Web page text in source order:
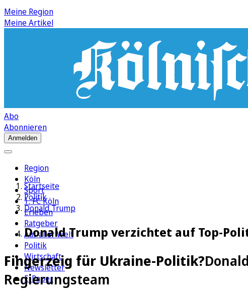
Meine Region
Meine Artikel
Abo
Abonnieren
Anmelden
Region
Köln
Sport
1. FC Köln
Erleben
Ratgeber
Aus aller Welt
Politik
Wirtschaft
Newsletter
E-Paper
Startseite
Politik
Donald Trump
Donald Trump verzichtet auf Top-
Fingerzeig für Ukraine-Politik?
Regierungsteam